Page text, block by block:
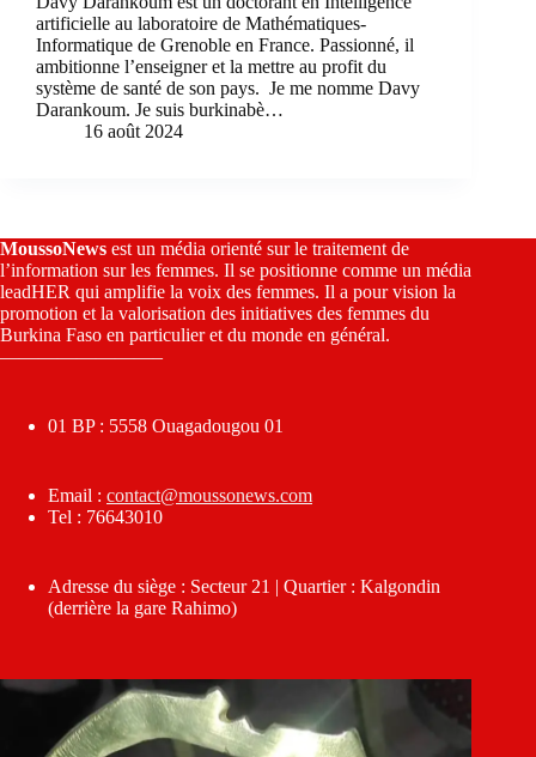
artificielle au laboratoire de Mathématiques-
Informatique de Grenoble en France. Passionné, il
ambitionne l’enseigner et la mettre au profit du
système de santé de son pays. Je me nomme Davy
Darankoum. Je suis burkinabè…
16 août 2024
MoussoNews est un média orienté sur le traitement de
l’information sur les femmes. Il se positionne comme un média
leadHER qui amplifie la voix des femmes. Il a pour vision la
promotion et la valorisation des initiatives des femmes du
Burkina Faso en particulier et du monde en général.
————————–
01 BP : 5558 Ouagadougou 01
Email : contact@moussonews.com
Tel : 76643010
Adresse du siège : Secteur 21 | Quartier : Kalgondin
(derrière la gare Rahimo)